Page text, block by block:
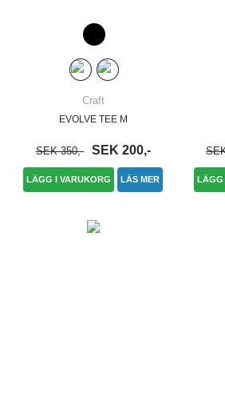
Craft
EVOLVE TEE M
SEK 350,- SEK 200,-
LÄGG I VARUKORG LÄS MER LÄGG